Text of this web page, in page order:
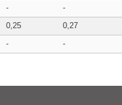
- -
0,25 0,27
- -